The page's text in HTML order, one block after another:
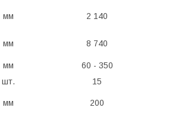
мм 2 140
мм 8 740
мм 60 - 350
шт. 15
мм 200